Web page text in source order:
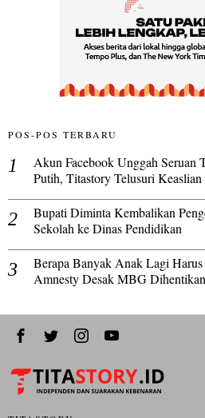
POS-POS TERBARU
Akun Facebook Unggah Seruan
Putih, Titastory Telusuri Keaslian
Bupati Diminta Kembalikan
Sekolah ke Dinas Pendidikan
Berapa Banyak Anak Lagi
Amnesty Desak MBG Dihentikan